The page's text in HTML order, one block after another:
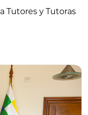
Tutores y Tutoras